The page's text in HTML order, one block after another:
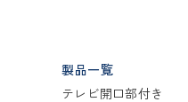
製品一覧
テレビ開口部付き